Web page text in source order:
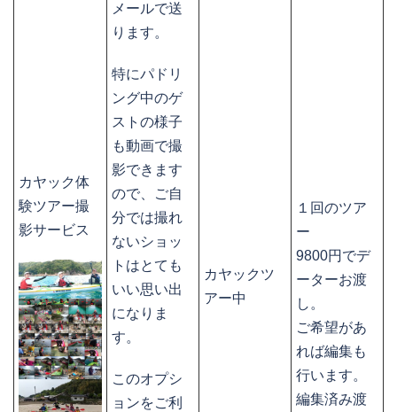
カヤック体
験ツアー撮
影サービス
メールで送
ります。
特にパドリ
ング中のゲ
ストの様子
も動画で撮
影できます
ので、ご自
分では撮れ
ないショッ
トはとても
いい思い出
になりま
す。
このオプシ
ョンをご利
カヤックツ
アー中
１回のツア
ー
9800円でデ
ーターお渡
し。
ご希望があ
れば編集も
行います。
編集済み渡